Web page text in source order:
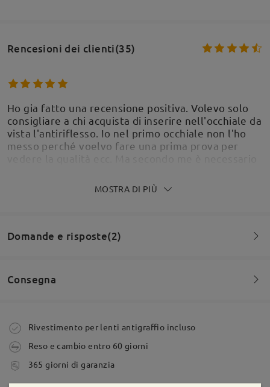
Rencesioni dei clienti(35)
Ho gia fatto una recensione positiva. Volevo solo
consigliare a chi acquista di inserire nell'occhiale da
vista l'antiriflesso. Io nel primo occhiale non l'ho
messo perché voelvo fare una prima prova per
e puo dare fastdio.
byFabio Laporta
Leggi tutte le
recensioni
Scrivi una recensione
MOSTRA DI PIÙ
Domande e risposte(2)
la montatura con le lenti graduate da vista
da Alfonso su Mar 3 , 2026
Consegna
Ordine effettuato
tempi di spedizione
Rivestimento per lenti antigraffio incluso
Reso e cambio entro 60 giorni
365 giorni di garanzia